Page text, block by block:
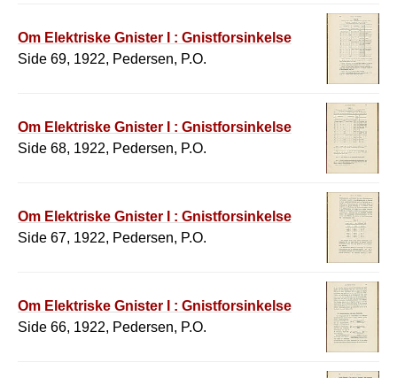
Om Elektriske Gnister I : Gnistforsinkelse
Side 69, 1922, Pedersen, P.O.
Om Elektriske Gnister I : Gnistforsinkelse
Side 68, 1922, Pedersen, P.O.
Om Elektriske Gnister I : Gnistforsinkelse
Side 67, 1922, Pedersen, P.O.
Om Elektriske Gnister I : Gnistforsinkelse
Side 66, 1922, Pedersen, P.O.